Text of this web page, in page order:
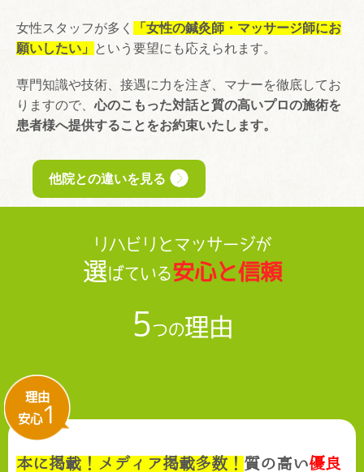
女性スタッフが多く
「女性の鍼灸師・マッサージ師にお
願いしたい」
という要望にも応えられます。
専門知識や技術、接遇に力を注ぎ、マナーを徹底してお
りますので、心のこもった対話と質の高いプロの施術を
患者様へ提供することをお約束いたします。
他院との違いを見る
リハビリとマッサージが
選ばている安心と信頼
5つの理由
理由
安心 1
本に掲載！メディア掲載多数！ 質の高い優良